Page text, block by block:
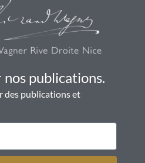
nos publications.
des publications et